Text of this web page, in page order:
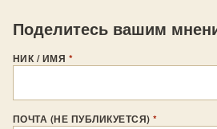
Поделитесь вашим
НИК / ИМЯ *
ПОЧТА (НЕ ПУБЛИКУЕТСЯ)*